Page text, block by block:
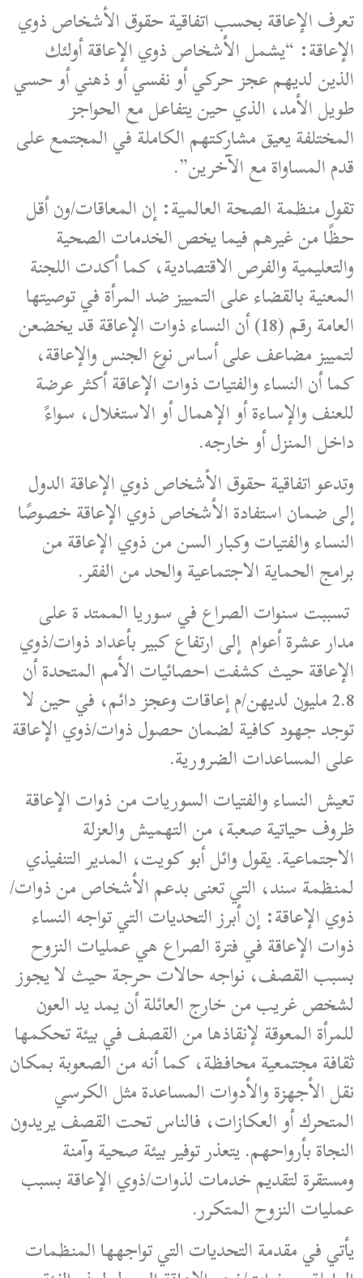
تعرف الإعاقة بحسب اتفاقية حقوق الأشخاص ذوي
الإعاقة: “يشمل الأشخاص ذوي الإعاقة أولئك
الذين لديهم عجز حركي أو نفسي أو ذهني أو حسي
طويل الأمد، الذي حين يتفاعل مع الحواجز
المختلفة يعيق مشاركتهم الكاملة في المجتمع على
قدم المساواة مع الآخرين”.
تقول منظمة الصحة العالمية: إن المعاقات/ون أقل
حظًا من غيرهم فيما يخص الخدمات الصحية
والتعليمية والفرص الاقتصادية، كما أكدت اللجنة
المعنية بالقضاء على التمييز ضد المرأة في توصيتها
العامة رقم (18) أن النساء ذوات الإعاقة قد يخضعن
لتمييز مضاعف على أساس نوع الجنس والإعاقة،
كما أن النساء والفتيات ذوات الإعاقة أكثر عرضة
للعنف والإساءة أو الإهمال أو الاستغلال، سواءً
داخل المنزل أو خارجه.
وتدعو اتفاقية حقوق الأشخاص ذوي الإعاقة الدول
إلى ضمان استفادة الأشخاص ذوي الإعاقة خصوصًا
النساء والفتيات وكبار السن من ذوي الإعاقة من
برامج الحماية الاجتماعية والحد من الفقر.
تسببت سنوات الصراع في سوريا الممتد ة على
مدار عشرة أعوام إلى ارتفاع كبير بأعداد ذوات/ذوي
الإعاقة حيث كشفت احصائيات الأمم المتحدة أن
2.8 مليون لديهن/م إعاقات وعجز دائم، في حين لا
توجد جهود كافية لضمان حصول ذوات/ذوي الإعاقة
على المساعدات الضرورية.
تعيش النساء والفتيات السوريات من ذوات الإعاقة
ظروف حياتية صعبة، من التهميش والعزلة
الاجتماعية. يقول وائل أبو كويت، المدير التنفيذي
لمنظمة سند، التي تعنى بدعم الأشخاص من ذوات/
ذوي الإعاقة: إن أبرز التحديات التي تواجه النساء
ذوات الإعاقة في فترة الصراع هي عمليات النزوح
بسبب القصف، نواجه حالات حرجة حيث لا يجوز
لشخص غريب من خارج العائلة أن يمد يد العون
للمرأة المعوقة لإنقاذها من القصف في بيئة تحكمها
ثقافة مجتمعية محافظة، كما أنه من الصعوبة بمكان
نقل الأجهزة والأدوات المساعدة مثل الكرسي
المتحرك أو العكازات، فالناس تحت القصف يريدون
النجاة بأرواحهم. يتعذر توفير بيئة صحية وآمنة
ومستقرة لتقديم خدمات لذوات/ذوي الإعاقة بسبب
عمليات النزوح المتكرر.
يأتي في مقدمة التحديات التي تواجهها المنظمات